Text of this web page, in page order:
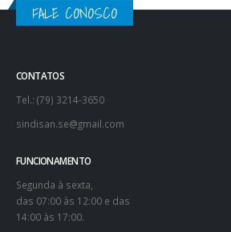
FALE CONOSCO
CONTATOS
Tel.: (79) 3214-3650
sindisan.se@gmail.com
FUNCIONAMENTO
Segunda à sexta,
das 07:00 às 12:00 e das
14:00 às 17:00.